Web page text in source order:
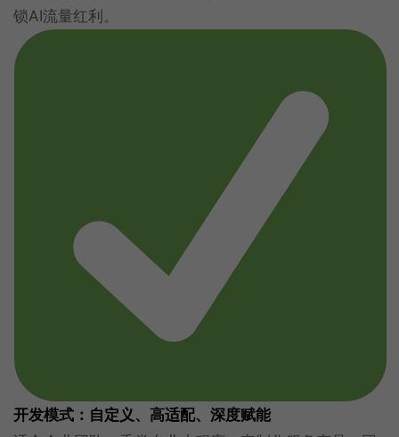
锁AI流量红利。
开发模式：自定义、高适配、深度赋能